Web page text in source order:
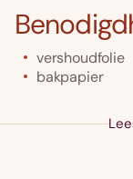
vershoudfolie
bakpapier